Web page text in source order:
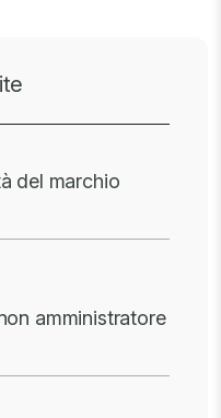
del marchio
amministratore